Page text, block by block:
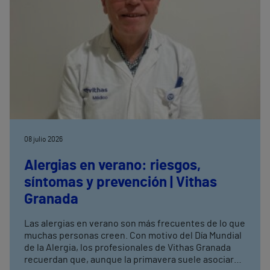
08 julio 2026
Alergias en verano: riesgos,
síntomas y prevención | Vithas
Granada
Las alergias en verano son más frecuentes de lo que
muchas personas creen. Con motivo del Día Mundial
de la Alergia, los profesionales de Vithas Granada
recuerdan que, aunque la primavera suele asociarse